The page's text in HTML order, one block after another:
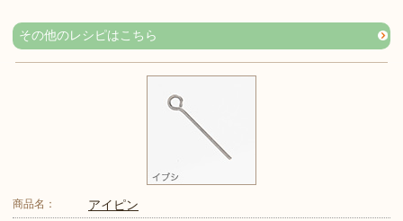
その他のレシピはこちら
商品名： アイピン